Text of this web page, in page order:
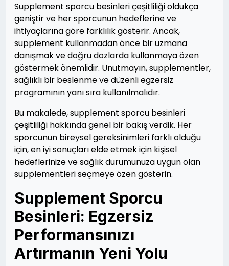
Supplement sporcu besinleri çeşitliliği oldukça
geniştir ve her sporcunun hedeflerine ve
ihtiyaçlarına göre farklılık gösterir. Ancak,
supplement kullanmadan önce bir uzmana
danışmak ve doğru dozlarda kullanmaya özen
göstermek önemlidir. Unutmayın, supplementler,
sağlıklı bir beslenme ve düzenli egzersiz
programının yanı sıra kullanılmalıdır.
Bu makalede, supplement sporcu besinleri
çeşitliliği hakkında genel bir bakış verdik. Her
sporcunun bireysel gereksinimleri farklı olduğu
için, en iyi sonuçları elde etmek için kişisel
hedeflerinize ve sağlık durumunuza uygun olan
supplementleri seçmeye özen gösterin.
Supplement Sporcu
Besinleri: Egzersiz
Performansınızı
Artırmanın Yeni Yolu